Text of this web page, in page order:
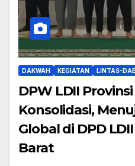
DAKWAH KEGIATAN LINTAS-
DPW LDII
Konsolidasi,
Global di DPD
Barat